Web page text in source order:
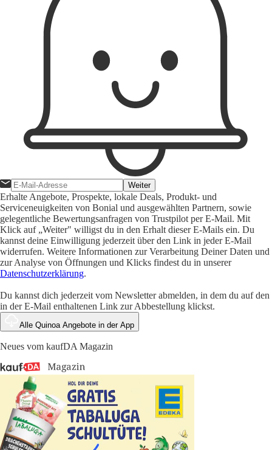
Weiter
Erhalte Angebote, Prospekte, lokale Deals, Produkt- und
Serviceneuigkeiten von Bonial und ausgewählten Partnern, sowie
gelegentliche Bewertungsanfragen von Trustpilot per E-Mail. Mit
Klick auf „Weiter" willigst du in den Erhalt dieser E-Mails ein. Du
kannst deine Einwilligung jederzeit über den Link in jeder E-Mail
widerrufen. Weitere Informationen zur Verarbeitung Deiner Daten und
zur Analyse von Öffnungen und Klicks findest du in unserer
Datenschutzerklärung.
Du kannst dich jederzeit vom Newsletter abmelden, in dem du auf den
in der E-Mail enthaltenen Link zur Abbestellung klickst.
Alle Quinoa Angebote in der App
Neues vom kaufDA Magazin